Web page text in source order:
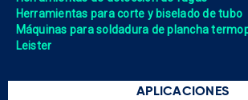
Herramientas para corte y biselado de tubo
Máquinas para soldadura de plancha
Leister
APLICACIONES